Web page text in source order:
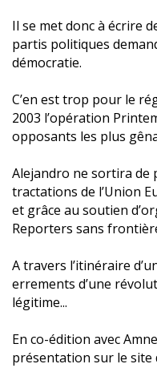
Il se met donc à écrire
partis politiques
démocratie.
C’en est trop pour le
2003 l’opération
opposants les plus
Alejandro ne sortira de
tractations de l’Union
et grâce au soutien
Reporters sans
A travers l’itinéraire
errements d’une
légitime...
En co-édition avec
présentation sur le site